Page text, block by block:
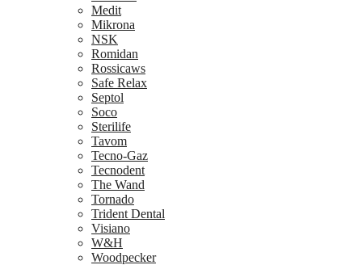
Medit
Mikrona
NSK
Romidan
Rossicaws
Safe Relax
Septol
Soco
Sterilife
Tavom
Tecno-Gaz
Tecnodent
The Wand
Tornado
Trident Dental
Visiano
W&H
Woodpecker